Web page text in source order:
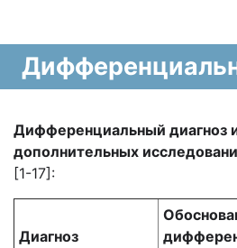
Дифференциальный диагноз
дополнительных
[1-17]:
Диагноз